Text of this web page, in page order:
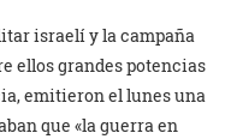
israelí y la campaña
ellos grandes potencias
emitieron el lunes una
que «la guerra en